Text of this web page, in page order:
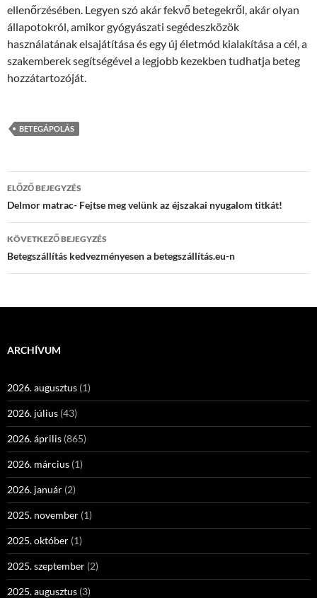
ellenőrzésében. Legyen szó akár fekvő betegekről, akár olyan
állapotokról, amikor gyógyászati segédeszközök
használatának elsajátítása és egy új életmód kialakítása a cél, a
szakemberek segítségével a legjobb kezekben tudhatja beteg
hozzátartozóját.
BETEGÁPOLÁS
Bejegyzés
navigáció
ELŐZŐ BEJEGYZÉS
Delmor matrac- Fejtse meg velünk az éjszakai nyugalom titkát!
KÖVETKEZŐ BEJEGYZÉS
Betegszállítás kedvezményesen a betegszállítás.eu-n
ARCHÍVUM
2026. augusztus (1)
2026. július (43)
2026. április (865)
2026. március (1)
2026. január (2)
2025. november (1)
2025. október (1)
2025. szeptember (2)
2025. augusztus (3)